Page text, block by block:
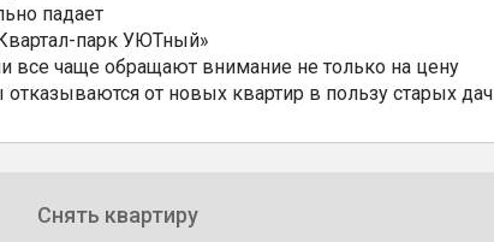
падает
парк УЮТный»
все чаще обращают внимание не только на цену
от новых квартир в пользу старых дач
Снять квартиру